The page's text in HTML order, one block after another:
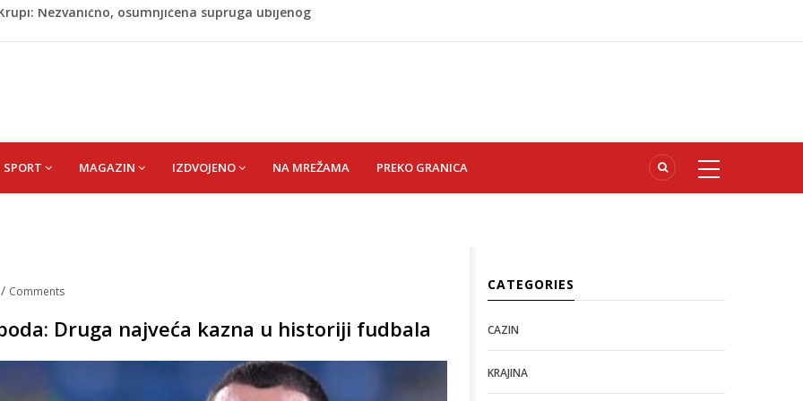
Senija – Sena
obilježavanja godišnjice: "Doživjela sam poniženje
sinu"
Nezvanično, osumnjičena supruga ubijenog
SPORT MAGAZIN IZDVOJENO NA MREŽAMA PREKO GRANICA
/ Comments
Druga najveća kazna u historiji fudbala
CATEGORIES
CAZIN
KRAJINA